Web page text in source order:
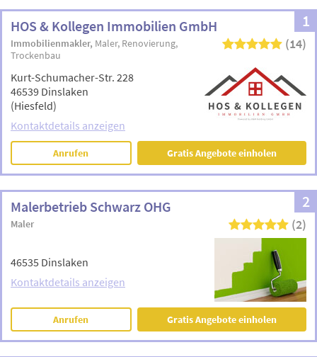
1
HOS & Kollegen Immobilien GmbH
Immobilienmakler Maler Renovierung
Trockenbau
(14)
Kurt-Schumacher-Str. 228
46539 Dinslaken
(Hiesfeld)
Kontaktdetails anzeigen
Anrufen Gratis Angebote einholen
2
Malerbetrieb Schwarz OHG
Maler (2)
46535 Dinslaken
Kontaktdetails anzeigen
Anrufen Gratis Angebote einholen